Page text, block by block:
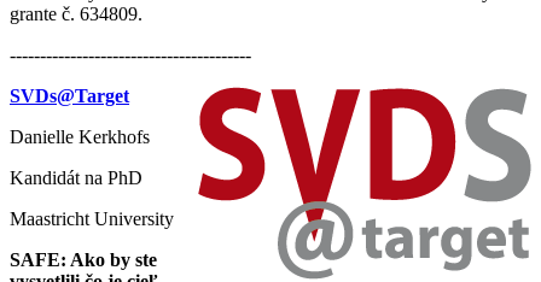
grante č. 634809.
----------------------------------------
SVDs@Target
Danielle Kerkhofs
Kandidát na PhD
Maastricht University
SAFE: Ako by ste